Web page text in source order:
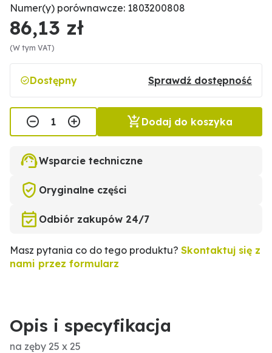
Numer(y) porównawcze: 1803200808
86,13 zł
(W tym VAT)
Dostępny Sprawdź dostępność
Dodaj do koszyka
Wsparcie techniczne
Oryginalne części
Odbiór zakupów 24/7
Masz pytania co do tego produktu? Skontaktuj się z
nami przez formularz
Opis i specyfikacja
na zęby 25 x 25